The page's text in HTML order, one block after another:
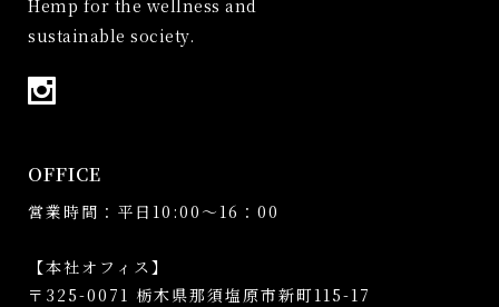
Hemp for the wellness and
sustainable society.
OFFICE
営業時間：平日10:00～16：00
【本社オフィス】
〒325-0071 栃木県那須塩原市新町115-17